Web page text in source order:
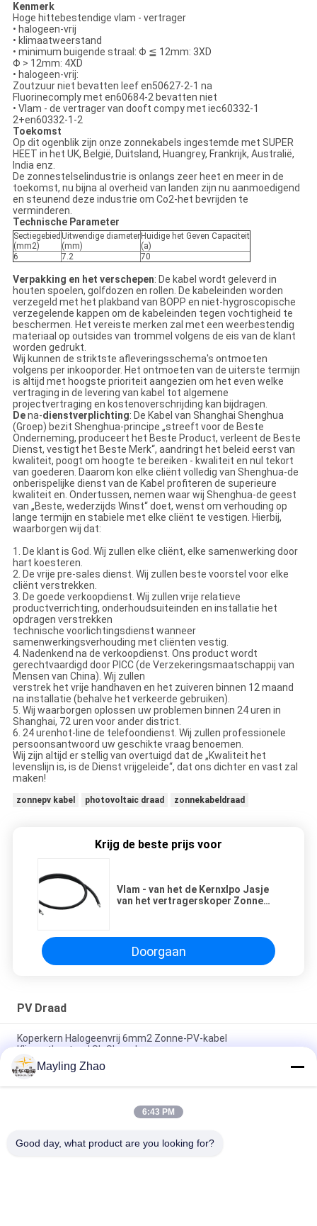
Kenmerk
Hoge hittebestendige vlam - vertrager
• halogeen-vrij
• klimaatweerstand
• minimum buigende straal: Φ ≦ 12mm: 3XD
Φ > 12mm: 4XD
• halogeen-vrij:
Zoutzuur niet bevatten leef en50627-2-1 na
Fluorinecomply met en60684-2 bevatten niet
• Vlam - de vertrager van dooft compy met iec60332-1
2+en60332-1-2
Toekomst
Op dit ogenblik zijn onze zonnekabels ingestemde met SUPER
HEET in het UK, België, Duitsland, Huangrey, Frankrijk, Australië,
India enz.
De zonnestelselindustrie is onlangs zeer heet en meer in de
toekomst, nu bijna al overheid van landen zijn nu aanmoedigend
en steunend deze industrie om Co2-het bevrijden te
verminderen.
Technische Parameter
Sectiegebied
(mm2)
Uitwendige diameter
(mm)
Huidige het Geven Capaciteit
(a)
6
7.2 70
Verpakking en het verschepen: De kabel wordt geleverd in
houten spoelen, golfdozen en rollen. De kabeleinden worden
verzegeld met het plakband van BOPP en niet-hygroscopische
verzegelende kappen om de kabeleinden tegen vochtigheid te
beschermen. Het vereiste merken zal met een weerbestendig
materiaal op outsides van trommel volgens de eis van de klant
worden gedrukt.
Wij kunnen de striktste afleveringsschema's ontmoeten
volgens per inkooporder. Het ontmoeten van de uiterste termijn
is altijd met hoogste prioriteit aangezien om het even welke
vertraging in de levering van kabel tot algemene
projectvertraging en kostenoverschrijding kan bijdragen.
Dena-dienstverplichting: De Kabel van Shanghai Shenghua
(Groep) bezit Shenghua-principe „streeft voor de Beste
Onderneming, produceert het Beste Product, verleent de Beste
Dienst, vestigt het Beste Merk“, aandringt het beleid eerst van
kwaliteit, poogt om hoogte te bereiken - kwaliteit en nul tekort
van goederen. Daarom kon elke cliënt volledig van Shenghua-de
onberispelijke dienst van de Kabel profiteren de superieure
kwaliteit en. Ondertussen, nemen waar wij Shenghua-de geest
van „Beste, wederzijds Winst“ doet, wenst om verhouding op
lange termijn en stabiele met elke cliënt te vestigen. Hierbij,
waarborgen wij dat:
1. De klant is God. Wij zullen elke cliënt, elke samenwerking door
hart koesteren.
2. De vrije pre-sales dienst. Wij zullen beste voorstel voor elke
cliënt verstrekken.
3. De goede verkoopdienst. Wij zullen vrije relatieve
productverrichting, onderhoudsuiteinden en installatie het
opdragen verstrekken
technische voorlichtingsdienst wanneer
samenwerkingsverhouding met cliënten vestig.
4. Nadenkend na de verkoopdienst. Ons product wordt
gerechtvaardigd door PICC (de Verzekeringsmaatschappij van
Mensen van China). Wij zullen
verstrek het vrije handhaven en het zuiveren binnen 12 maand
na installatie (behalve het verkeerde gebruiken).
5. Wij waarborgen oplossen uw problemen binnen 24 uren in
Shanghai, 72 uren voor ander district.
6. 24 urenhot-line de telefoondienst. Wij zullen professionele
persoonsantwoord uw geschikte vraag benoemen.
Wij zijn altijd er stellig van overtuigd dat de „Kwaliteit het
levenslijn is, is de Dienst vrijgeleide“, dat ons dichter en vast zal
maken!
zonnepv kabel photovoltaic draad zonnekabeldraad
Krijg de beste prijs voor
Vlam - van het de Kernxlpo Jasje
van het vertragerskoper Zonne
Doorgaan
PV Draad
Koperkern Halogeenvrij 6mm2 Zonne-PV-kabel
Klimaatbestand Sh Shenghua
Van de het Halogeen Vrije 6mm2 Zonne Photovoltaic Pv Kabel
van de koperkern het Klimaatweerstand
Ingeblikte PV van het Koperxlpo Jasje Zonne Photovoltaic
Mayling Zhao
6:43 PM
Good day, what product are you looking for?